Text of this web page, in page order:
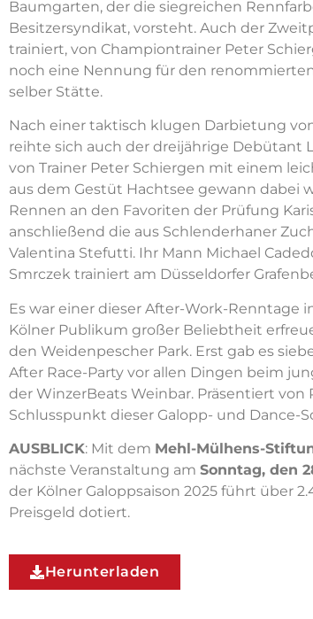
Baumgarten, der die siegreichen
Besitzersyndikat, vorsteht. Auch der
trainiert, von Championtrainer Peter
noch eine Nennung für den
selber Stätte.
Nach einer taktisch klugen Darbietung
reihte sich auch der dreijährige Debütant
von Trainer Peter Schiergen mit einem
aus dem Gestüt Hachtsee gewann dabei
Rennen an den Favoriten der Prüfung
anschließend die aus Schlenderhaner
Valentina Stefutti. Ihr Mann Michael
Smrczek trainiert am Düsseldorfer
Es war einer dieser After-Work-Renntage
Kölner Publikum großer Beliebtheit
den Weidenpescher Park. Erst gab es
After Race-Party vor allen Dingen beim
der WinzerBeats Weinbar. Präsentiert
Schlusspunkt dieser Galopp- und Dance-
AUSBLICK: Mit dem Mehl-Mülhens-
nächste Veranstaltung am Sonntag, den
der Kölner Galoppsaison 2025 führt über
Preisgeld dotiert.
Herunterladen